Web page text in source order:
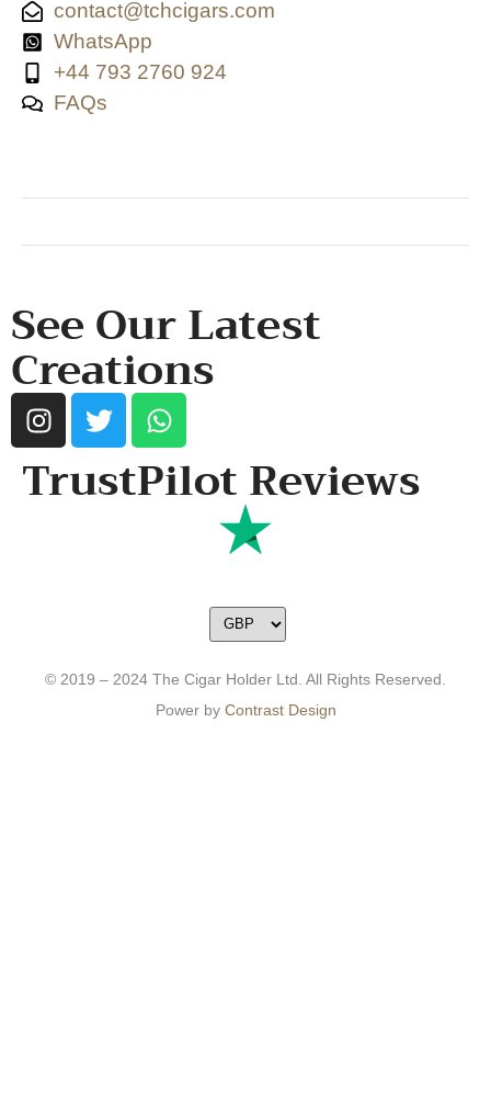
contact@tchcigars.com
WhatsApp
+44 793 2760 924
FAQs
See Our Latest
Creations
TrustPilot Reviews
© 2019 – 2024 The Cigar Holder Ltd. All Rights Reserved.
Power by Contrast Design